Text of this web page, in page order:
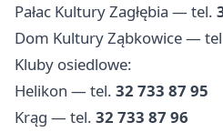
Pałac Kultury Zagłębia — tel.
Dom Kultury Ząbkowice —
Kluby osiedlowe:
Helikon — tel. 32 733 87 95
Krąg — tel. 32 733 87 96